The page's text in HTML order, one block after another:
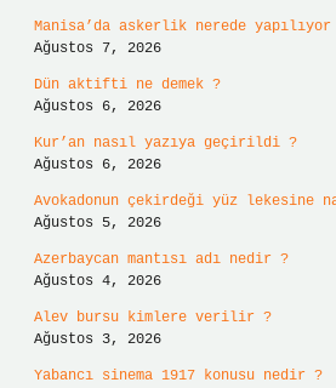
Manisa’da askerlik nerede yapılıyor
Ağustos 7, 2026
Dün aktifti ne demek ?
Ağustos 6, 2026
Kur’an nasıl yazıya geçirildi ?
Ağustos 6, 2026
Avokadonun çekirdeği yüz lekesine
Ağustos 5, 2026
Azerbaycan mantısı adı nedir ?
Ağustos 4, 2026
Alev bursu kimlere verilir ?
Ağustos 3, 2026
Yabancı sinema 1917 konusu nedir ?